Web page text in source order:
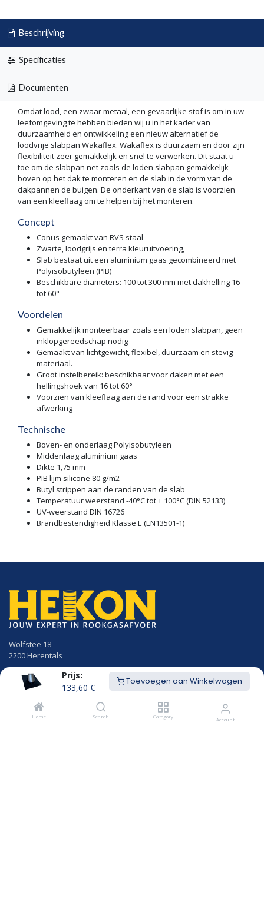
Prijs:
133,60 €
Toevoegen aan Winkelwagen
Home Search Category Account
Beschrijving
Specificaties
Documenten
Omdat lood, een zwaar metaal, een gevaarlijke stof is om in uw
leefomgeving te hebben bieden wij u in het kader van
duurzaamheid en ontwikkeling een nieuw alternatief de
loodvrije slabpan Wakaflex. Wakaflex is duurzaam en door zijn
flexibiliteit zeer gemakkelijk en snel te verwerken. Dit staat u
toe om de slabpan net zoals de loden slabpan gemakkelijk
boven op het dak te monteren en de slab in de vorm van de
dakpannen de buigen. De onderkant van de slab is voorzien
van een kleeflaag om te helpen bij het monteren.
Concept
Conus gemaakt van RVS staal
Zwarte, loodgrijs en terra kleuruitvoering,
Slab bestaat uit een aluminium gaas gecombineerd met
Polyisobutyleen (PIB)
Beschikbare diameters: 100 tot 300 mm met dakhelling 16
tot 60°
Voordelen
Gemakkelijk monteerbaar zoals een loden slabpan, geen
inklopgereedschap nodig
Gemaakt van lichtgewicht, flexibel, duurzaam en stevig
materiaal.
Groot instelbereik: beschikbaar voor daken met een
hellingshoek van 16 tot 60°
Voorzien van kleeflaag aan de rand voor een strakke
afwerking
Technische
Boven- en onderlaag Polyisobutyleen
Middenlaag aluminium gaas
Dikte 1,75 mm
PIB lijm silicone 80 g/m2
Butyl strippen aan de randen van de slab
Temperatuur weerstand -40°C tot + 100°C (DIN 52133)
UV-weerstand DIN 16726
Brandbestendigheid Klasse E (EN13501-1)
Wolfstee 18
2200 Herentals
014/23.50.41
info@hekon.be
BTW BE 0456.631.656